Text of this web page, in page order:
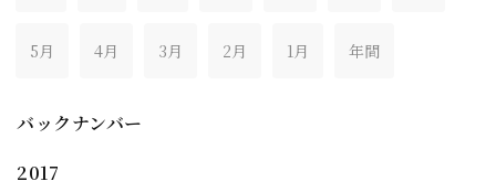
5月 4月 3月 2月 1月 年間
バックナンバー
2017